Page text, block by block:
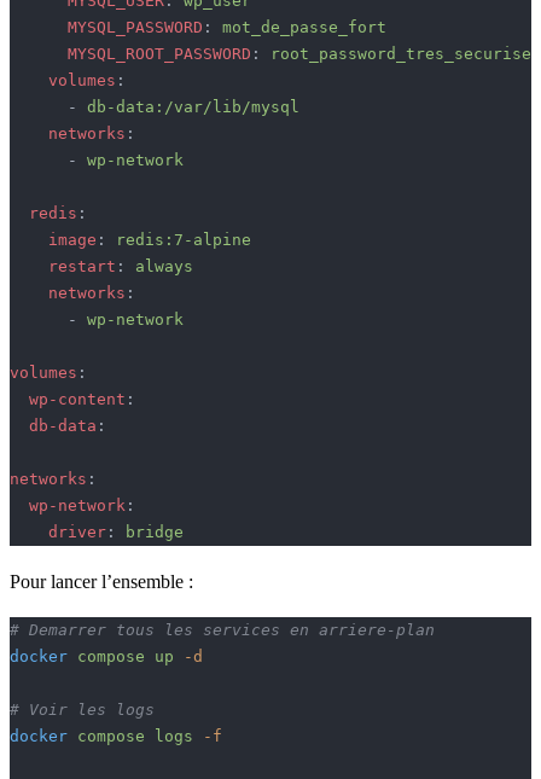
      MYSQL_PASSWORD
: mot_de_passe_fort
      MYSQL_ROOT_PASSWORD
:
root_password_tres_securise
    volumes
:
      -
db-data:/var/lib/mysql
    networks
:
      -
wp-network
  redis
:
    image
:
redis:7-alpine
    restart
: always
    networks
:
      -
wp-network
volumes :
  wp-content
:
  db-data
:
networks :
  wp-network
:
    driver
: bridge
Pour lancer l’ensemble :
# Demarrer tous les services en arriere-plan
docker compose up -d
# Voir les logs
docker compose logs -f